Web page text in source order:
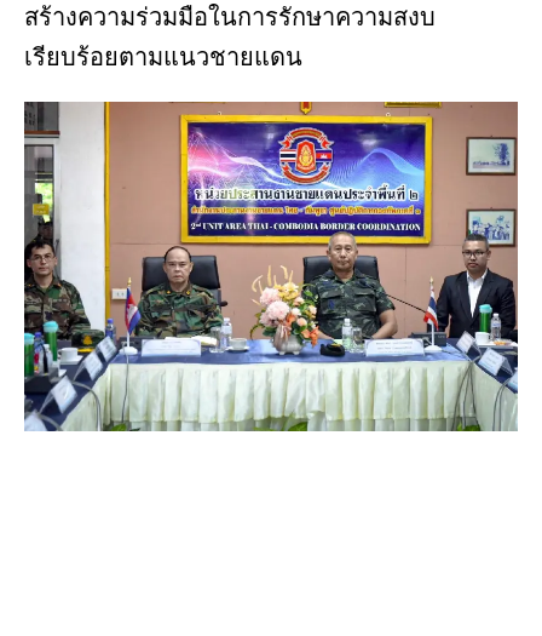
สร้างความร่วมมือในการรักษาความสงบ
เรียบร้อยตามแนวชายแดน